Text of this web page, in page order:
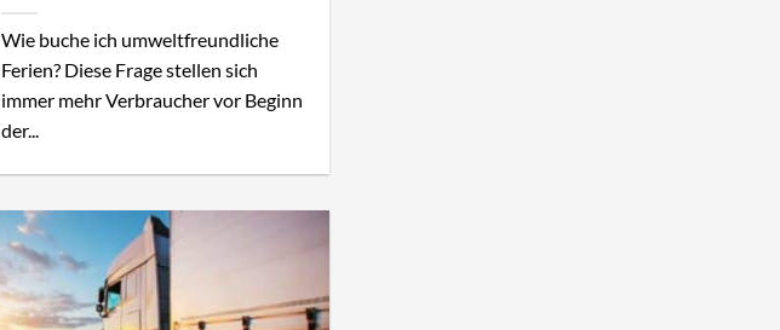
Wie buche ich umweltfreundliche
Ferien? Diese Frage stellen sich
immer mehr Verbraucher vor Beginn
der...